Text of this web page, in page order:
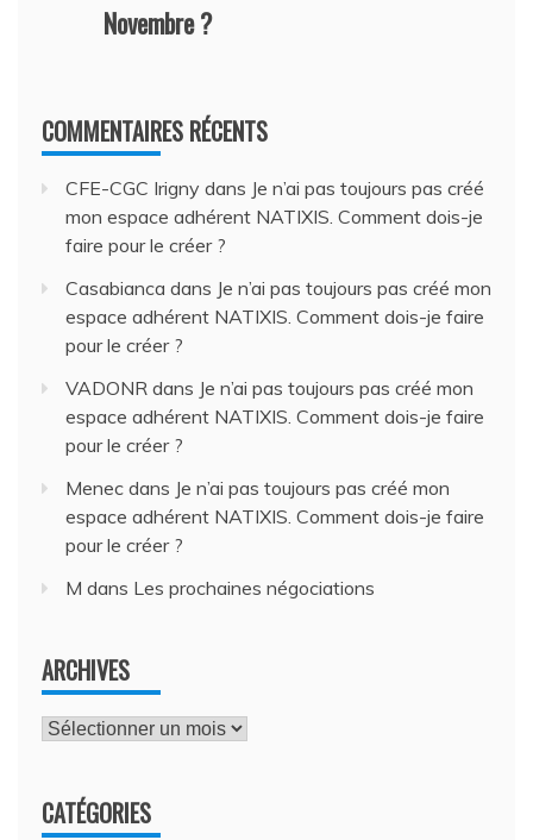
Novembre ?
COMMENTAIRES RÉCENTS
CFE-CGC Irigny dans Je n’ai pas toujours pas créé
mon espace adhérent NATIXIS. Comment dois-je
faire pour le créer ?
Casabianca dans Je n’ai pas toujours pas créé mon
espace adhérent NATIXIS. Comment dois-je faire
pour le créer ?
VADONR dans Je n’ai pas toujours pas créé mon
espace adhérent NATIXIS. Comment dois-je faire
pour le créer ?
Menec dans Je n’ai pas toujours pas créé mon
espace adhérent NATIXIS. Comment dois-je faire
pour le créer ?
M dans Les prochaines négociations
ARCHIVES
Archives
CATÉGORIES